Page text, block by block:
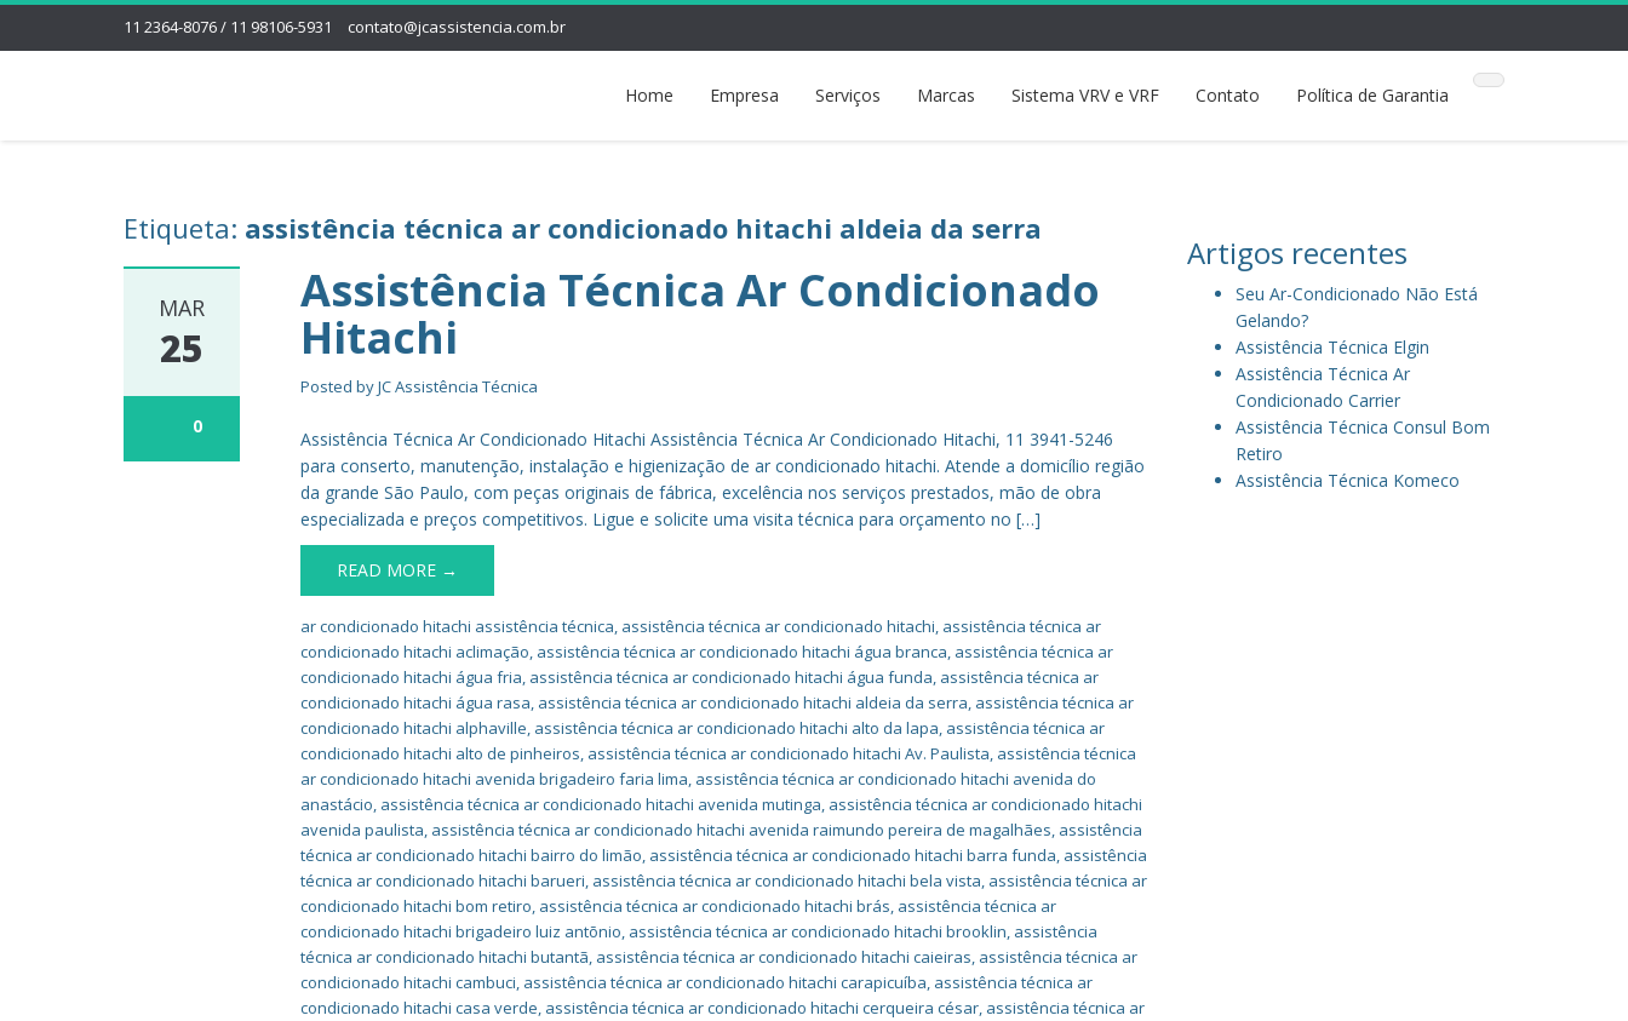
11 2364-8076 / 11 98106-5931 contato@jcassistencia.com.br
Home Empresa Serviços Marcas Sistema VRV e VRF Contato Política de Garantia
Etiqueta: assistência técnica ar condicionado hitachi aldeia da serra
MAR
25
0
Assistência Técnica Ar Condicionado
Hitachi
Posted byJC Assistência Técnica
Assistência Técnica Ar Condicionado Hitachi Assistência Técnica Ar Condicionado Hitachi, 11 3941-5246
para conserto, manutenção, instalação e higienização de ar condicionado hitachi. Atende a domicílio região
da grande São Paulo, com peças originais de fábrica, excelência nos serviços prestados, mão de obra
especializada e preços competitivos. Ligue e solicite uma visita técnica para orçamento no […]
READ MORE →
ar condicionado hitachi assistência técnica, assistência técnica ar condicionado hitachi, assistência técnica ar
condicionado hitachi aclimação, assistência técnica ar condicionado hitachi água branca, assistência técnica ar
condicionado hitachi água fria, assistência técnica ar condicionado hitachi água funda, assistência técnica ar
condicionado hitachi água rasa, assistência técnica ar condicionado hitachi aldeia da serra, assistência técnica ar
condicionado hitachi alphaville, assistência técnica ar condicionado hitachi alto da lapa, assistência técnica ar
condicionado hitachi alto de pinheiros, assistência técnica ar condicionado hitachi Av. Paulista, assistência técnica
ar condicionado hitachi avenida brigadeiro faria lima, assistência técnica ar condicionado hitachi avenida do
anastácio, assistência técnica ar condicionado hitachi avenida mutinga, assistência técnica ar condicionado hitachi
avenida paulista, assistência técnica ar condicionado hitachi avenida raimundo pereira de magalhães, assistência
técnica ar condicionado hitachi bairro do limão, assistência técnica ar condicionado hitachi barra funda, assistência
técnica ar condicionado hitachi barueri, assistência técnica ar condicionado hitachi bela vista, assistência técnica ar
condicionado hitachi bom retiro, assistência técnica ar condicionado hitachi brás, assistência técnica ar
condicionado hitachi brigadeiro luiz antõnio, assistência técnica ar condicionado hitachi brooklin, assistência
técnica ar condicionado hitachi butantã, assistência técnica ar condicionado hitachi caieiras, assistência técnica ar
condicionado hitachi cambuci, assistência técnica ar condicionado hitachi carapicuíba, assistência técnica ar
condicionado hitachi casa verde, assistência técnica ar condicionado hitachi cerqueira césar, assistência técnica ar
Artigos recentes
Seu Ar-Condicionado Não Está
Gelando?
Assistência Técnica Elgin
Assistência Técnica Ar
Condicionado Carrier
Assistência Técnica Consul Bom
Retiro
Assistência Técnica Komeco